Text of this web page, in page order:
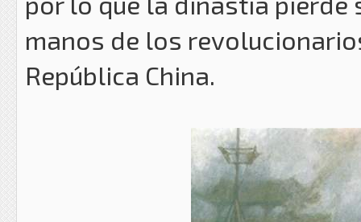
manos de los
República China.